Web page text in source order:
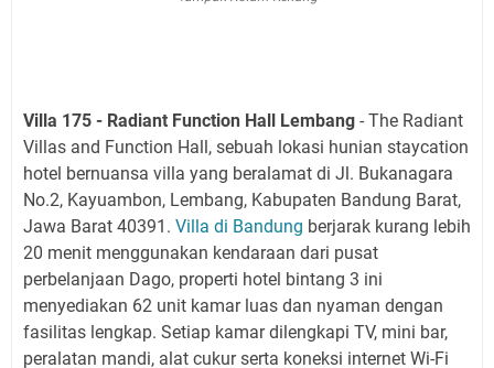
Villa 175 - Radiant Function Hall Lembang - The Radiant
Villas and Function Hall, sebuah lokasi hunian staycation
hotel bernuansa villa yang beralamat di Jl. Bukanagara
No.2, Kayuambon, Lembang, Kabupaten Bandung Barat,
Jawa Barat 40391. Villa di Bandung berjarak kurang lebih
20 menit menggunakan kendaraan dari pusat
perbelanjaan Dago, properti hotel bintang 3 ini
menyediakan 62 unit kamar luas dan nyaman dengan
fasilitas lengkap. Setiap kamar dilengkapi TV, mini bar,
peralatan mandi, alat cukur serta koneksi internet Wi-Fi